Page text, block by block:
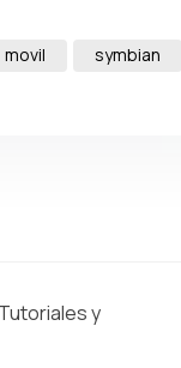
movil symbian
y